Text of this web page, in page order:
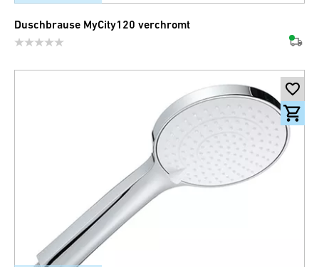
Duschbrause MyCity120 verchromt